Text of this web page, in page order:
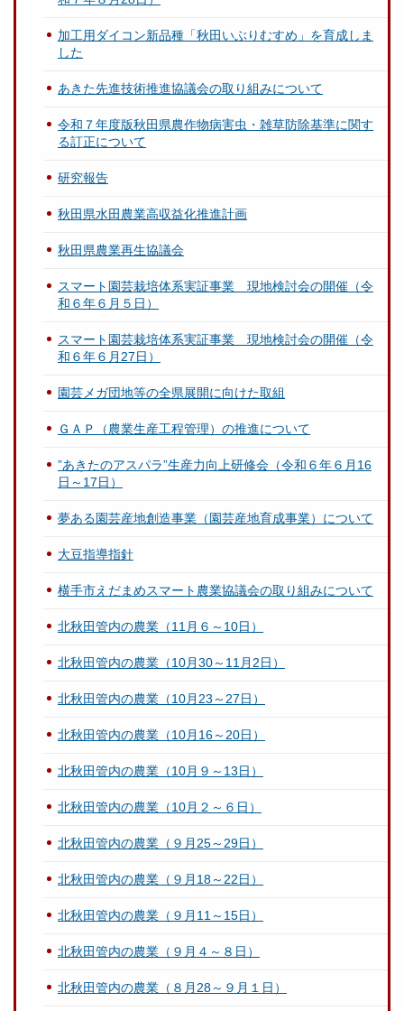
加工用ダイコン新品種「秋田いぶりむすめ」を育成しま
した
あきた先進技術推進協議会の取り組みについて
令和７年度版秋田県農作物病害虫・雑草防除基準に関す
る訂正について
研究報告
秋田県水田農業高収益化推進計画
秋田県農業再生協議会
スマート園芸栽培体系実証事業 現地検討会の開催（令
和６年６月５日）
スマート園芸栽培体系実証事業 現地検討会の開催（令
和６年６月27日）
園芸メガ団地等の全県展開に向けた取組
ＧＡＰ（農業生産工程管理）の推進について
”あきたのアスパラ”生産力向上研修会（令和６年６月16
日～17日）
夢ある園芸産地創造事業（園芸産地育成事業）について
大豆指導指針
横手市えだまめスマート農業協議会の取り組みについて
北秋田管内の農業（11月６～10日）
北秋田管内の農業（10月30～11月2日）
北秋田管内の農業（10月23～27日）
北秋田管内の農業（10月16～20日）
北秋田管内の農業（10月９～13日）
北秋田管内の農業（10月２～６日）
北秋田管内の農業（９月25～29日）
北秋田管内の農業（９月18～22日）
北秋田管内の農業（９月11～15日）
北秋田管内の農業（９月４～８日）
北秋田管内の農業（８月28～９月１日）